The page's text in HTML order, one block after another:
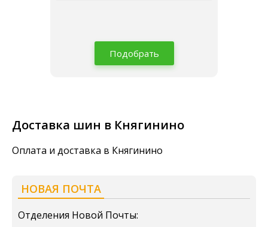
Подобрать
Доставка шин в Княгинино
Оплата и доставка в Княгинино
НОВАЯ ПОЧТА
Отделения Новой Почты: